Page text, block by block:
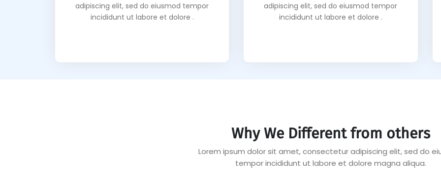
adipiscing elit, sed do eiusmod tempor
incididunt ut labore et dolore .
adipiscing elit, sed do eiusmod tempor
incididunt ut labore et dolore .
Why We Different from others
Lorem ipsum dolor sit amet, consectetur adipiscing elit, sed do
tempor incididunt ut labore et dolore magna aliqua.